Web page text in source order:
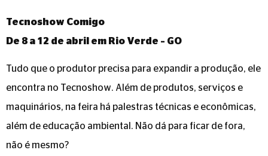
Tecnoshow Comigo
De 8 a 12 de abril em Rio Verde – GO
Tudo que o produtor precisa para expandir a produção, ele
encontra no Tecnoshow. Além de produtos, serviços e
maquinários, na feira há palestras técnicas e econômicas,
além de educação ambiental. Não dá para ficar de fora,
não é mesmo?